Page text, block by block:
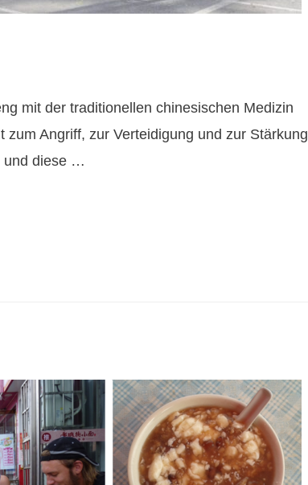
mit der traditionellen chinesischen Medizin
Angriff, zur Verteidigung und zur Stärkung
und diese …